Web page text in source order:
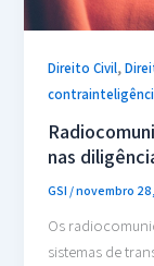
Direito Civil,
nas
GSI /novembro
Os
sistemas de